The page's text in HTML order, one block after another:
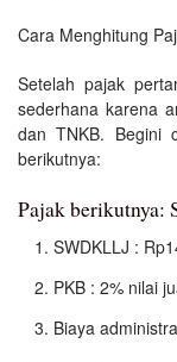
Cara Menghitung
Setelah pajak
sederhana karena
dan TNKB. Begini
berikutnya:
Pajak
SWDKLLJ :
PKB : 2% nilai
Biaya